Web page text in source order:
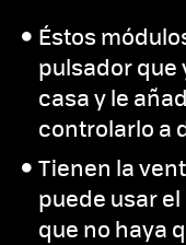
Éstos
pulsador que
casa y le
controlarlo a
Tienen la
puede usar
que no haya